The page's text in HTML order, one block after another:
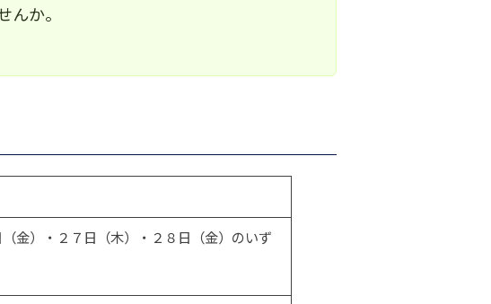
か。
金）・２７日（木）・２８日（金）のいず